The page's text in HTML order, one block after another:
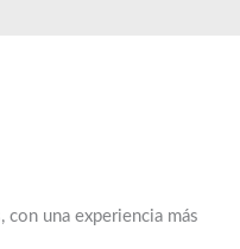
con una experiencia más